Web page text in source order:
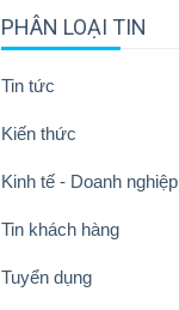
PHÂN LOẠI TIN
Tin tức
Kiến thức
Kinh tế - Doanh nghiệp
Tin khách hàng
Tuyển dụng